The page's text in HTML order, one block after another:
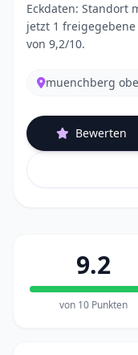
Eckdaten: Standort
jetzt 1
von 9,2/10.
muenchberg
Bewerten
9.2
von 10 Punkten